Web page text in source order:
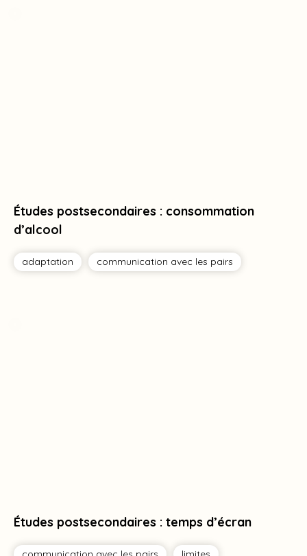
Études postsecondaires : consommation
d’alcool
adaptation
Tag communication avec les pairs
Tag
Études postsecondaires : temps d’écran